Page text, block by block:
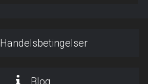
Handelsbetingelser
Blog